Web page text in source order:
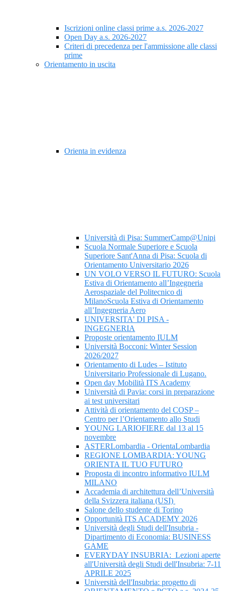
Iscrizioni online classi prime a.s. 2026-2027
Open Day a.s. 2026-2027
Criteri di precedenza per l'ammissione alle classi
prime
Orientamento in uscita
Orienta in evidenza
Università di Pisa: SummerCamp@Unipi
Scuola Normale Superiore e Scuola
Superiore Sant'Anna di Pisa: Scuola di
Orientamento Universitario 2026
UN VOLO VERSO IL FUTURO: Scuola
Estiva di Orientamento all’Ingegneria
Aerospaziale del Politecnico di
MilanoScuola Estiva di Orientamento
all’Ingegneria Aero
UNIVERSITA' DI PISA -
INGEGNERIA
Proposte orientamento IULM
Università Bocconi: Winter Session
2026/2027
Orientamento di Ludes – Istituto
Universitario Professionale di Lugano.
Open day Mobilità ITS Academy
Università di Pavia: corsi in preparazione
ai test universitari
Attività di orientamento del COSP –
Centro per l’Orientamento allo Studi
YOUNG LARIOFIERE dal 13 al 15
novembre
ASTERLombardia - OrientaLombardia
REGIONE LOMBARDIA: YOUNG
ORIENTA IL TUO FUTURO
Proposta di incontro informativo IULM
MILANO
Accademia di architettura dell’Università
della Svizzera italiana (USI)
Salone dello studente di Torino
Opportunità ITS ACADEMY 2026
Università degli Studi dell'Insubria -
Dipartimento di Economia: BUSINESS
GAME
EVERYDAY INSUBRIA: Lezioni aperte
all'Università degli Studi dell'Insubria: 7-11
APRILE 2025
Università dell'Insubria: progetto di